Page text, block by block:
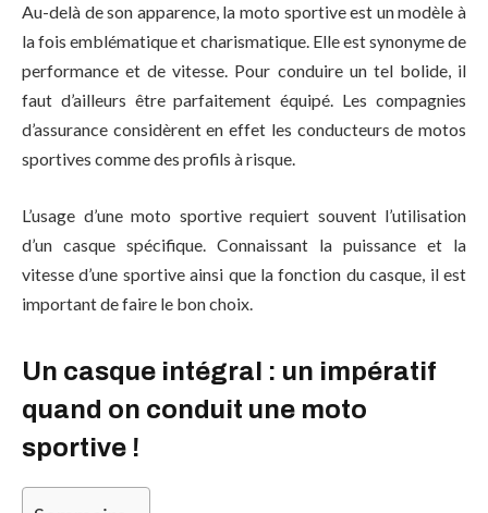
Au-delà de son apparence, la moto sportive est un modèle à
la fois emblématique et charismatique. Elle est synonyme de
performance et de vitesse. Pour conduire un tel bolide, il
faut d’ailleurs être parfaitement équipé. Les compagnies
d’assurance considèrent en effet les conducteurs de motos
sportives comme des profils à risque.
L’usage d’une moto sportive requiert souvent l’utilisation
d’un casque spécifique. Connaissant la puissance et la
vitesse d’une sportive ainsi que la fonction du casque, il est
important de faire le bon choix.
Un casque intégral : un impératif
quand on conduit une moto
sportive !